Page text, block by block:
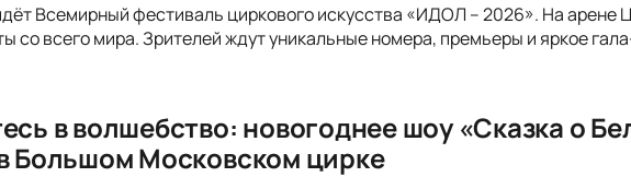
Всемирный фестиваль циркового искусства «ИДОЛ – 2026». На арене
со всего мира. Зрителей ждут уникальные номера, премьеры и яркое
в волшебство: новогоднее шоу «Сказка о
Большом Московском цирке